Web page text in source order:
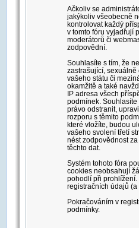
Ačkoliv se
jakýkoliv všeobecně
kontrolovat každý
v tomto fóru vyjadřují
moderátorů či
zodpovědní.
Souhlasíte s tím, že
zastrašující, sexuálně
vašeho státu či
okamžitě a také
IP adresa všech
podmínek. Souhlasíte
právo odstranit,
rozporu s těmito
které vložíte, budou
vašeho svolení třetí
nést zodpovědnost
těchto dat.
Systém tohoto fóra
cookies neobsahují
pohodlí při
registračních údajů
Pokračováním v
podmínky.